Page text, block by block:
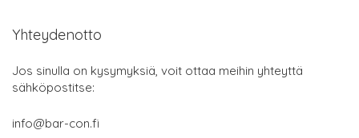
Yhteydenotto
Jos sinulla on kysymyksiä, voit ottaa meihin yhteyttä
sähköpostitse:
info@bar-con.fi